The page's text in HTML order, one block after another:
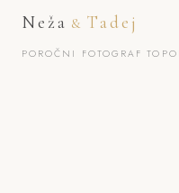
Neža & Tadej
POROČNI FOTOGRAF